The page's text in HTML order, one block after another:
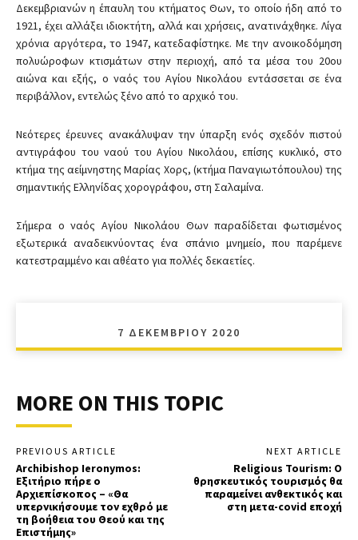
Δεκεμβριανών η έπαυλη του κτήματος Θων, το οποίο ήδη από το
1921, έχει αλλάξει ιδιοκτήτη, αλλά και χρήσεις, ανατινάχθηκε. Λίγα
χρόνια αργότερα, το 1947, κατεδαφίστηκε. Με την ανοικοδόμηση
πολυώροφων κτισμάτων στην περιοχή, από τα μέσα του 20ου
αιώνα και εξής, ο ναός του Αγίου Νικολάου εντάσσεται σε ένα
περιβάλλον, εντελώς ξένο από το αρχικό του.
Νεότερες έρευνες ανακάλυψαν την ύπαρξη ενός σχεδόν πιστού
αντιγράφου του ναού του Αγίου Νικολάου, επίσης κυκλικό, στο
κτήμα της αείμνηστης Μαρίας Χορς, (κτήμα Παναγιωτόπουλου) της
σημαντικής Ελληνίδας χορογράφου, στη Σαλαμίνα.
Σήμερα ο ναός Αγίου Νικολάου Θων παραδίδεται φωτισμένος
εξωτερικά αναδεικνύοντας ένα σπάνιο μνημείο, που παρέμενε
κατεστραμμένο και αθέατο για πολλές δεκαετίες.
7 ΔΕΚΕΜΒΡΊΟΥ 2020
MORE ON THIS TOPIC
PREVIOUS ARTICLE
Archibishop Ieronymos:
Εξιτήριο πήρε ο
Αρχιεπίσκοπος – «Θα
υπερνικήσουμε τον εχθρό με
τη βοήθεια του Θεού και της
Επιστήμης»
NEXT ARTICLE
Religious Tourism: Ο
θρησκευτικός τουρισμός θα
παραμείνει ανθεκτικός και
στη μετα-covid εποχή